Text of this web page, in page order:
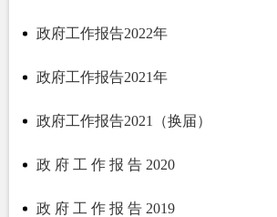
政府工作报告2022年
政府工作报告2021年
政府工作报告2021（换届）
政 府 工 作 报 告 2020
政 府 工 作 报 告 2019